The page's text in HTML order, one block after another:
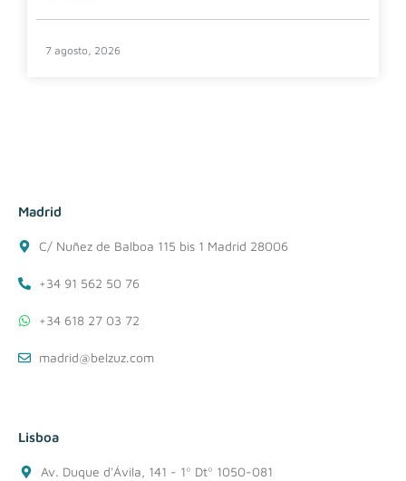
7 agosto, 2026
Madrid
C/ Nuñez de Balboa 115 bis 1 Madrid 28006
+34 91 562 50 76
+34 618 27 03 72
madrid@belzuz.com
Lisboa
Av. Duque d'Ávila, 141 - 1º Dtº 1050-081